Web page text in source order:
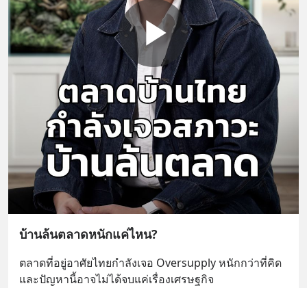
บ้านล้นตลาดหนักแค่ไหน?
ตลาดที่อยู่อาศัยไทยกำลังเจอ Oversupply หนักกว่าที่คิด
และปัญหานี้อาจไม่ได้จบแค่เรื่องเศรษฐกิจ